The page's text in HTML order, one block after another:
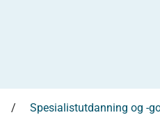
Spesialistutdanning og -